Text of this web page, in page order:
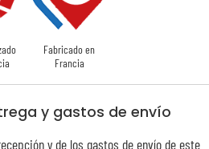
Fabricado en
Francia
y gastos de envío
y de los gastos de envío de este